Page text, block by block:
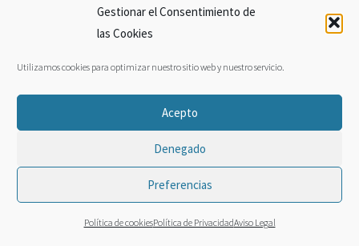
Gestionar el Consentimiento de
las Cookies
Utilizamos cookies para optimizar nuestro sitio web y nuestro servicio.
Acepto
Denegado
Preferencias
Política de cookiesPolítica de PrivacidadAviso Legal
nuestra política de privacidad
Nombre (obligatorio)